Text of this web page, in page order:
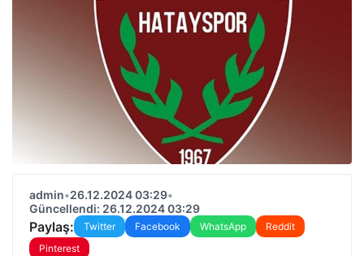
admin•26.12.2024 03:29•
Güncellendi: 26.12.2024 03:29
Paylaş: Twitter Facebook WhatsApp
Reddit
Pinterest